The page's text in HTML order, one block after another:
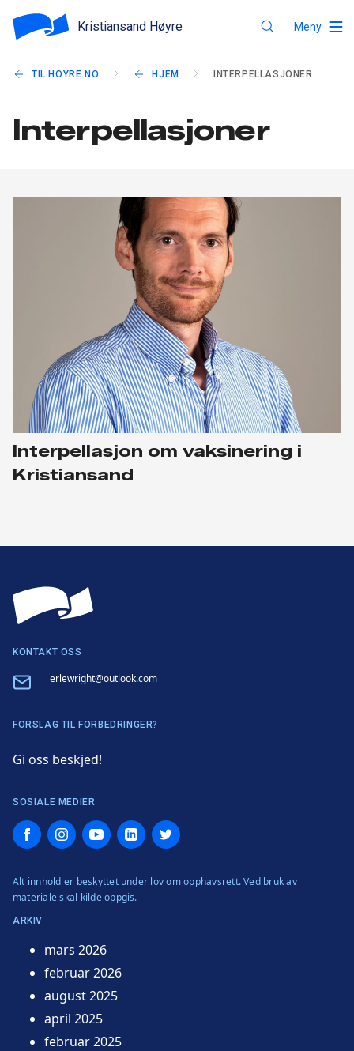
Kristiansand Høyre Meny
TIL HOYRE.NO HJEM INTERPELLASJONER
Interpellasjoner
Interpellasjon om vaksinering i
Kristiansand
KONTAKT OSS
Email erlewright@outlook.com
FORSLAG TIL FORBEDRINGER?
Gi oss beskjed!
SOSIALE MEDIER
FacebookInstagramYouTubeLinkedInTwitter
Alt innhold er beskyttet under lov om opphavsrett. Ved bruk av
materiale skal kilde oppgis.
ARKIV
mars 2026
februar 2026
august 2025
april 2025
februar 2025